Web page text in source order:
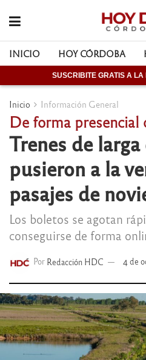
INICIO HOY CÓRDOBA
SUSCRIBITE GRATIS A
Inicio Información General
De forma presencial
Trenes de
pusieron a la
pasajes de
Los boletos se agotan
conseguirse de forma
Por Redacción HDC 4 de